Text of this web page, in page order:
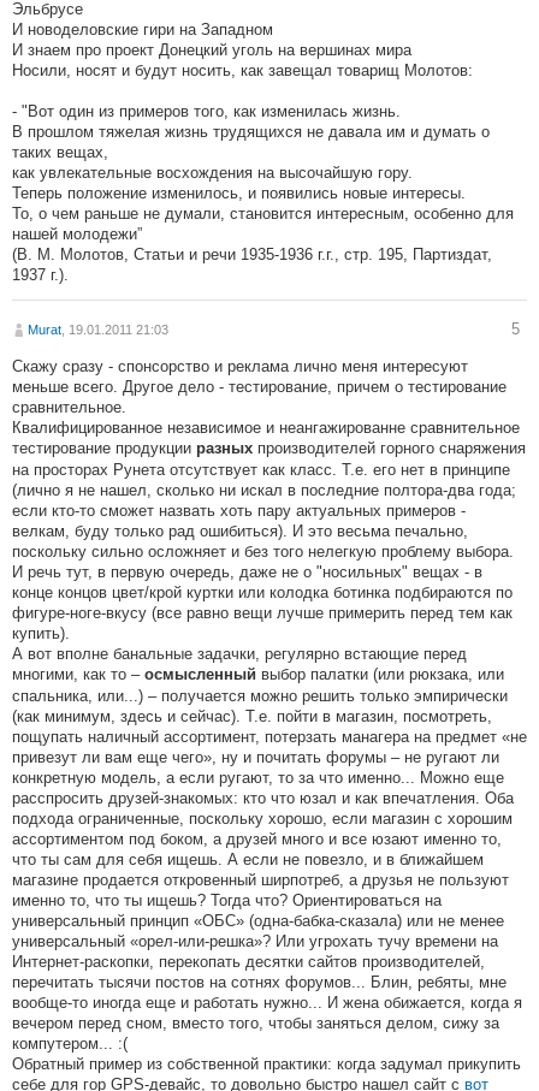
Эльбрусе
И новоделовские гири на Западном
И знаем про проект Донецкий уголь на вершинах мира
Носили, носят и будут носить, как завещал товарищ Молотов:
- "Вот один из примеров того, как изменилась жизнь.
В прошлом тяжелая жизнь трудящихся не давала им и думать о
таких вещах,
как увлекательные восхождения на высочайшую гору.
Теперь положение изменилось, и появились новые интересы.
То, о чем раньше не думали, становится интересным, особенно для
нашей молодежи”
(В. М. Молотов, Статьи и речи 1935-1936 г.г., стр. 195, Партиздат,
1937 г.).
Murat , 19.01.2011 21:03 5
Скажу сразу - спонсорство и реклама лично меня интересуют
меньше всего. Другое дело - тестирование, причем о тестирование
сравнительное.
Квалифицированное независимое и неангажированне сравнительное
тестирование продукции разных производителей горного снаряжения
на просторах Рунета отсутствует как класс. Т.е. его нет в принципе
(лично я не нашел, сколько ни искал в последние полтора-два года;
если кто-то сможет назвать хоть пару актуальных примеров -
велкам, буду только рад ошибиться). И это весьма печально,
поскольку сильно осложняет и без того нелегкую проблему выбора.
И речь тут, в первую очередь, даже не о "носильных" вещах - в
конце концов цвет/крой куртки или колодка ботинка подбираются по
фигуре-ноге-вкусу (все равно вещи лучше примерить перед тем как
купить).
А вот вполне банальные задачки, регулярно встающие перед
многими, как то – осмысленный выбор палатки (или рюкзака, или
спальника, или...) – получается можно решить только эмпирически
(как минимум, здесь и сейчас). Т.е. пойти в магазин, посмотреть,
пощупать наличный ассортимент, потерзать манагера на предмет «не
привезут ли вам еще чего», ну и почитать форумы – не ругают ли
конкретную модель, а если ругают, то за что именно... Можно еще
расспросить друзей-знакомых: кто что юзал и как впечатления. Оба
подхода ограниченные, поскольку хорошо, если магазин с хорошим
ассортиментом под боком, а друзей много и все юзают именно то,
что ты сам для себя ищешь. А если не повезло, и в ближайшем
магазине продается откровенный ширпотреб, а друзья не пользуют
именно то, что ты ищешь? Тогда что? Ориентироваться на
универсальный принцип «ОБС» (одна-бабка-сказала) или не менее
универсальный «орел-или-решка»? Или угрохать тучу времени на
Интернет-раскопки, перекопать десятки сайтов производителей,
перечитать тысячи постов на сотнях форумов... Блин, ребяты, мне
вообще-то иногда еще и работать нужно... И жена обижается, когда я
вечером перед сном, вместо того, чтобы заняться делом, сижу за
компутером... :(
Обратный пример из собственной практики: когда задумал прикупить
себе для гор GPS-девайс, то довольно быстро нашел сайт с вот